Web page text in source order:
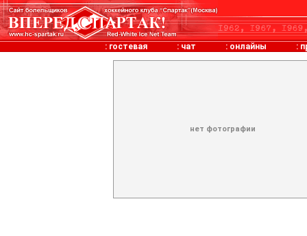
: гостевая : чат : онлайны :
нет фотографии